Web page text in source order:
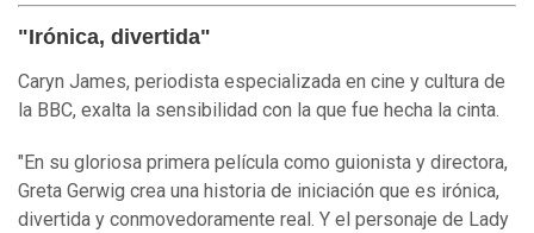
"Irónica, divertida"
Caryn James, periodista especializada en cine y cultura de
la BBC, exalta la sensibilidad con la que fue hecha la cinta.
"En su gloriosa primera película como guionista y directora,
Greta Gerwig crea una historia de iniciación que es irónica,
divertida y conmovedoramente real. Y el personaje de Lady